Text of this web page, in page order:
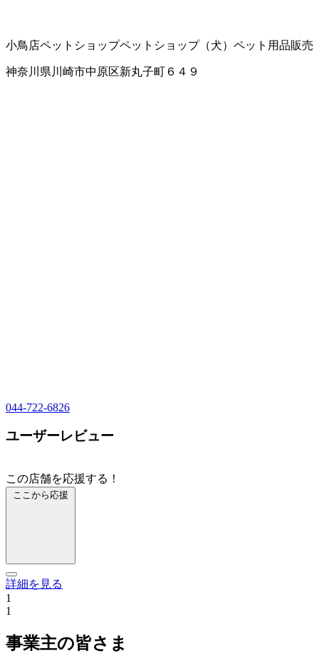
小鳥店ペットショップペットショップ（犬） ペット用品販売
神奈川県川崎市中原区新丸子町６４９
044-722-6826
ユーザーレビュー
この店舗を応援する！
ここから応援
詳細を見る
1
1
事業主の皆さま